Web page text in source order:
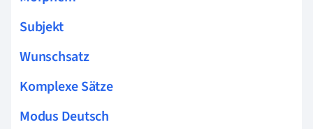
Subjekt
Wunschsatz
Komplexe Sätze
Modus Deutsch